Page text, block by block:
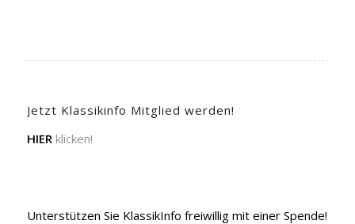
Jetzt Klassikinfo Mitglied werden!
HIERklicken!
Unterstützen Sie KlassikInfo freiwillig mit einer Spende!